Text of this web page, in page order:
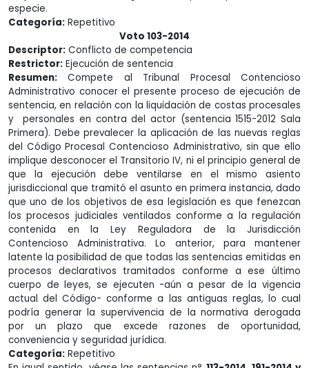
especie.
Categoría: Repetitivo
Voto 103-2014
Descriptor: Conflicto de competencia
Restrictor: Ejecución de sentencia
Resumen: Compete al Tribunal Procesal Contencioso
Administrativo conocer el presente proceso de ejecución de
sentencia, en relación con la liquidación de costas procesales
y personales en contra del actor (sentencia 1515-2012 Sala
Primera). Debe prevalecer la aplicación de las nuevas reglas
del Código Procesal Contencioso Administrativo, sin que ello
implique desconocer el Transitorio IV, ni el principio general de
que la ejecución debe ventilarse en el mismo asiento
jurisdiccional que tramitó el asunto en primera instancia, dado
que uno de los objetivos de esa legislación es que fenezcan
los procesos judiciales ventilados conforme a la regulación
contenida en la Ley Reguladora de la Jurisdicción
Contencioso Administrativa. Lo anterior, para mantener
latente la posibilidad de que todas las sentencias emitidas en
procesos declarativos tramitados conforme a ese último
cuerpo de leyes, se ejecuten -aún a pesar de la vigencia
actual del Código- conforme a las antiguas reglas, lo cual
podría generar la supervivencia de la normativa derogada
por un plazo que excede razones de oportunidad,
conveniencia y seguridad jurídica.
Categoría: Repetitivo